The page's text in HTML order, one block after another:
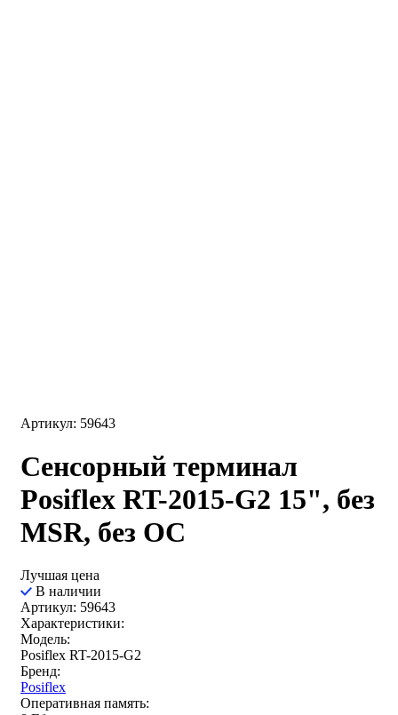
Артикул: 59643
Сенсорный терминал
Posiflex RT-2015-G2 15", без
MSR, без ОС
Лучшая цена
В наличии
Артикул: 59643
Характеристики:
Модель:
Posiflex RT-2015-G2
Бренд:
Posiflex
Оперативная память: